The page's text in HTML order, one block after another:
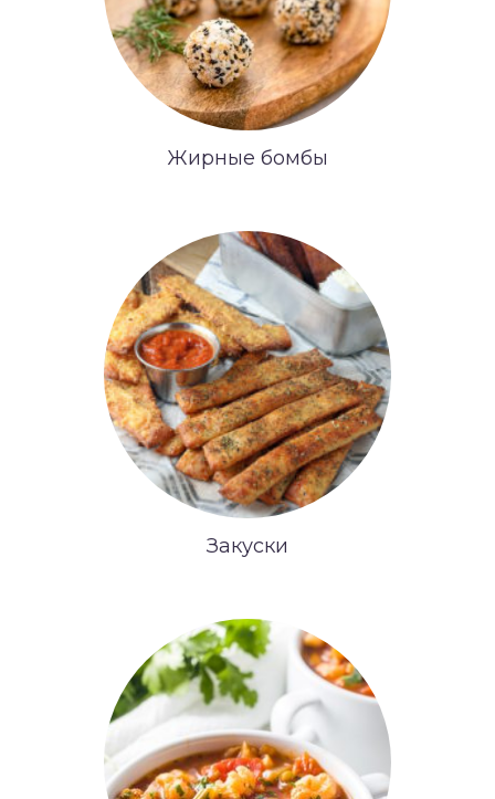
Жирные бомбы
Закуски